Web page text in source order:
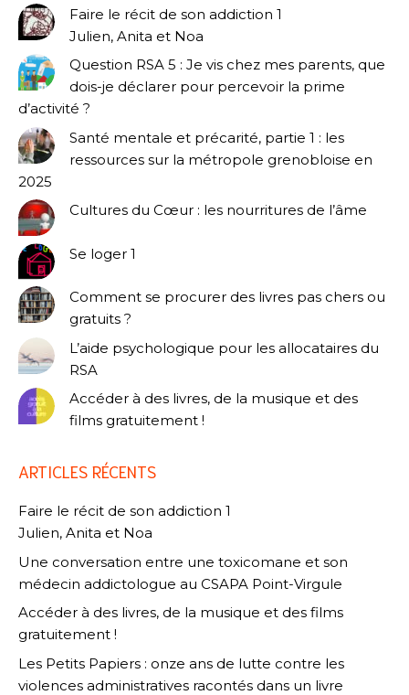
Faire le récit de son addiction 1
Julien, Anita et Noa
Question RSA 5 : Je vis chez mes parents, que
dois-je déclarer pour percevoir la prime
d’activité ?
Santé mentale et précarité, partie 1 : les
ressources sur la métropole grenobloise en
2025
Cultures du Cœur : les nourritures de l’âme
Se loger 1
Comment se procurer des livres pas chers ou
gratuits ?
L’aide psychologique pour les allocataires du
RSA
Accéder à des livres, de la musique et des
films gratuitement !
ARTICLES RÉCENTS
Faire le récit de son addiction 1
Julien, Anita et Noa
Une conversation entre une toxicomane et son
médecin addictologue au CSAPA Point-Virgule
Accéder à des livres, de la musique et des films
gratuitement !
Les Petits Papiers : onze ans de lutte contre les
violences administratives racontés dans un livre